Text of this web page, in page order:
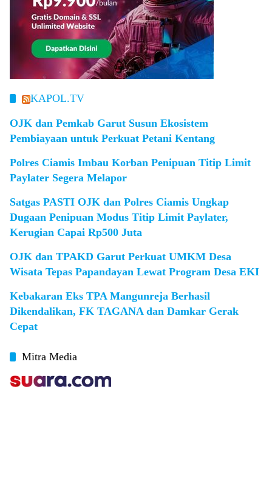
KAPOL.TV
OJK dan Pemkab Garut Susun Ekosistem
Pembiayaan untuk Perkuat Petani Kentang
Polres Ciamis Imbau Korban Penipuan Titip Limit
Paylater Segera Melapor
Satgas PASTI OJK dan Polres Ciamis Ungkap
Dugaan Penipuan Modus Titip Limit Paylater,
Kerugian Capai Rp500 Juta
OJK dan TPAKD Garut Perkuat UMKM Desa
Wisata Tepas Papandayan Lewat Program Desa EKI
Kebakaran Eks TPA Mangunreja Berhasil
Dikendalikan, FK TAGANA dan Damkar Gerak
Cepat
Mitra Media